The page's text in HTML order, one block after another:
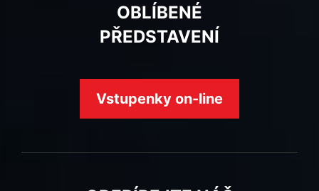
OBLÍBENÉ
PŘEDSTAVENÍ
Vstupenky on-line